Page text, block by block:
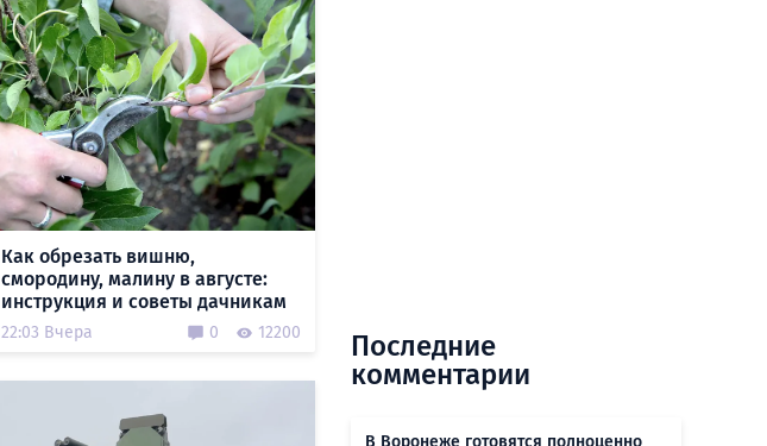
Как обрезать вишню,
смородину, малину в августе:
инструкция и советы дачникам
22:03 Вчера 0 12200
Последние
комментарии
В Воронеже готовятся полноценно